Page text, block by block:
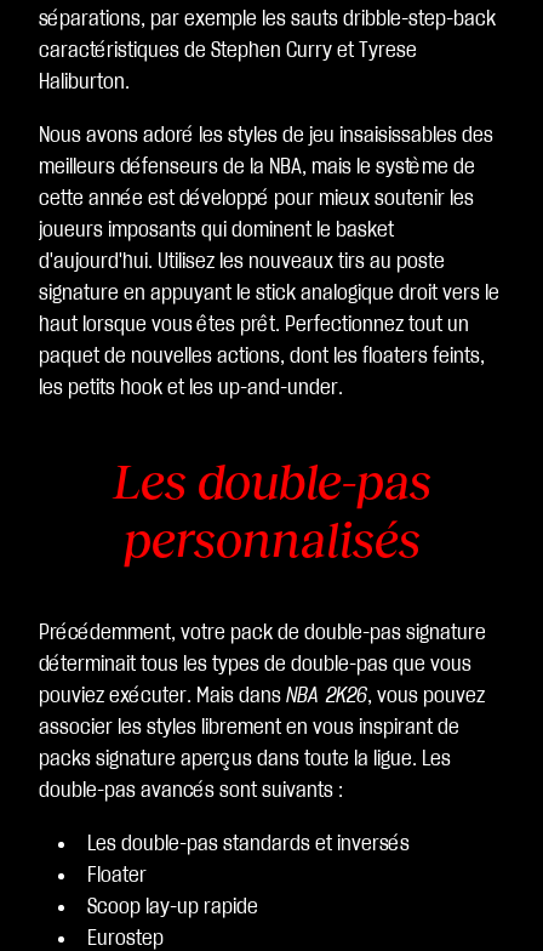
séparations, par exemple les sauts dribble-step-back
caractéristiques de Stephen Curry et Tyrese
Haliburton.
Nous avons adoré les styles de jeu insaisissables des
meilleurs défenseurs de la NBA, mais le système de
cette année est développé pour mieux soutenir les
joueurs imposants qui dominent le basket
d'aujourd'hui. Utilisez les nouveaux tirs au poste
signature en appuyant le stick analogique droit vers le
haut lorsque vous êtes prêt. Perfectionnez tout un
paquet de nouvelles actions, dont les floaters feints,
les petits hook et les up-and-under.
Les double-pas
personnalisés
Précédemment, votre pack de double-pas signature
déterminait tous les types de double-pas que vous
pouviez exécuter. Mais dans NBA 2K26, vous pouvez
associer les styles librement en vous inspirant de
packs signature aperçus dans toute la ligue. Les
double-pas avancés sont suivants :
Les double-pas standards et inversés
Floater
Scoop lay-up rapide
Eurostep